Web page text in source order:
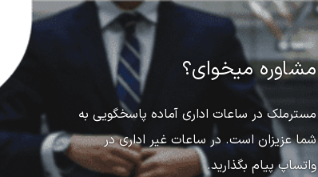
مشاوره میخوای؟
مسترملک در ساعات اداری آماده پاسخگویی به
شما عزیزان است. در ساعات غیر اداری در
واتساپ پیام بگذارید.